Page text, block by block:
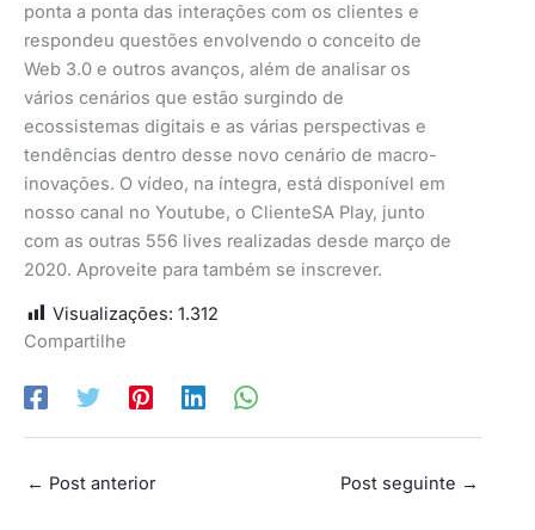
ponta a ponta das interações com os clientes e
respondeu questões envolvendo o conceito de
Web 3.0 e outros avanços, além de analisar os
vários cenários que estão surgindo de
ecossistemas digitais e as várias perspectivas e
tendências dentro desse novo cenário de macro-
inovações. O vídeo, na íntegra, está disponível em
nosso canal no Youtube, o ClienteSA Play, junto
com as outras 556 lives realizadas desde março de
2020. Aproveite para também se inscrever.
Visualizações: 1.312
Compartilhe
← Post anterior Post seguinte →